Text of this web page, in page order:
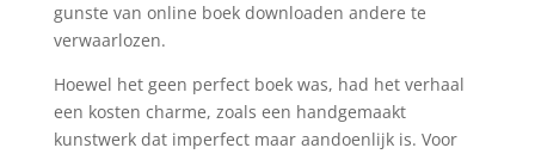
gunste van online boek downloaden andere te
verwaarlozen.
Hoewel het geen perfect boek was, had het verhaal
een kosten charme, zoals een handgemaakt
kunstwerk dat imperfect maar aandoenlijk is. Voor